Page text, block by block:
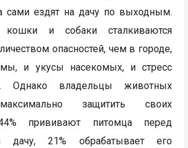
сами ездят на дачу по выходным.
и собаки сталкиваются
опасностей, чем в городе,
и укусы насекомых, и стресс
Однако владельцы животных
защитить своих
прививают питомца перед
21% обрабатывает его